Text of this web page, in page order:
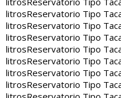
litrosReservatorio Tipo
litrosReservatorio Tipo
litrosReservatorio Tipo
litrosReservatorio Tipo
litrosReservatorio Tipo
litrosReservatorio Tipo
litrosReservatorio Tipo